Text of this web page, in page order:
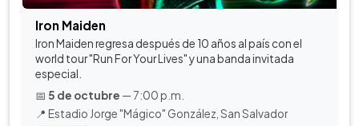
Iron Maiden
Iron Maiden regresa después de 10 años al país con el
world tour "Run For Your Lives" y una banda invitada
especial.
📅 5 de octubre — 7:00 p.m.
📍 Estadio Jorge "Mágico" González, San Salvador